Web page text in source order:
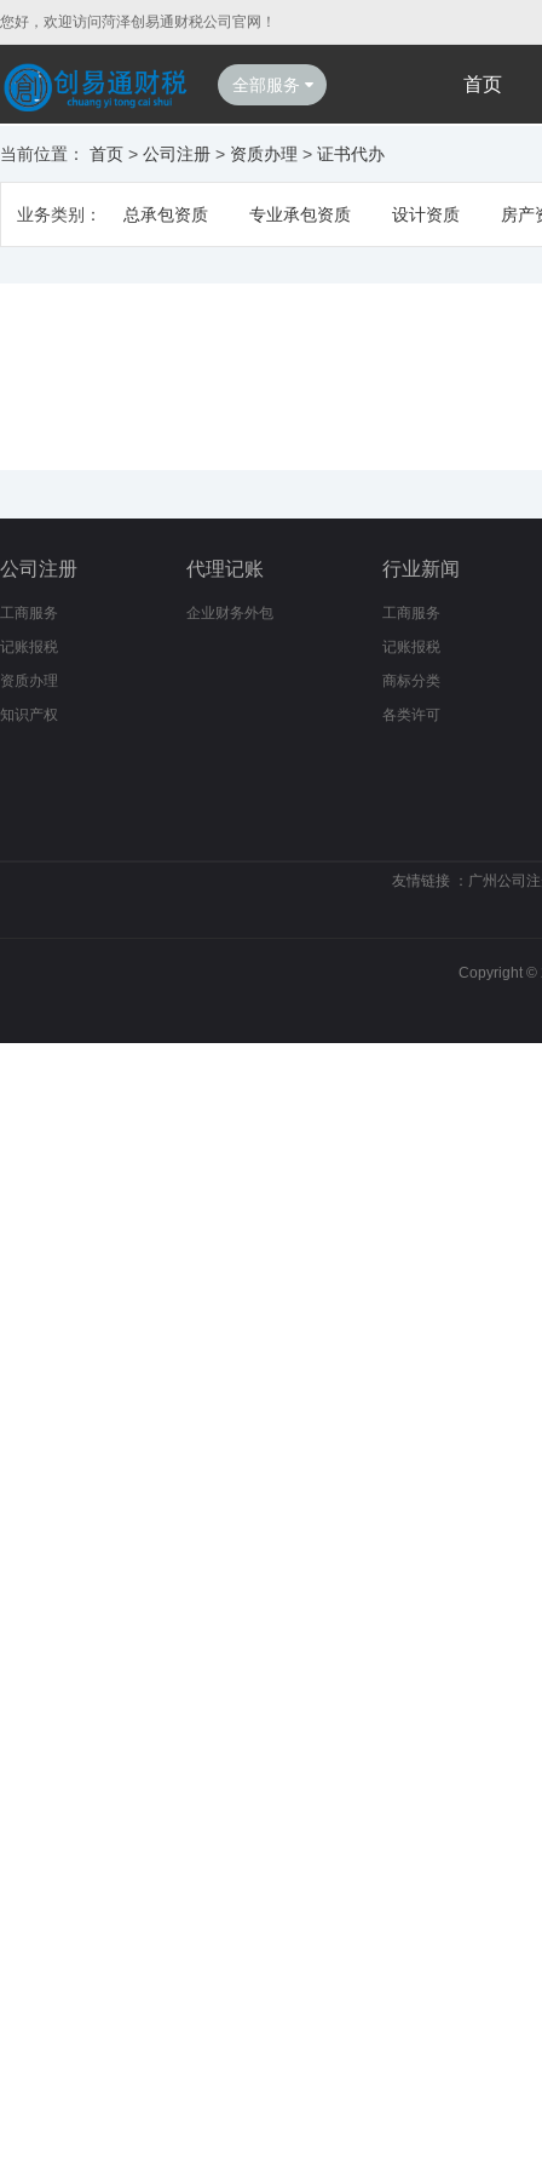
您好，欢迎访问菏泽创易通财税公司官网！
全部服务 首页
当前位置： 首页 > 公司注册 > 资质办理 > 证书代办
业务类别： 总承包资质 专业承包资质 设计资质 房产
公司注册
工商服务
记账报税
资质办理
知识产权
代理记账
企业财务外包
行业新闻
工商服务
记账报税
商标分类
各类许可
友情链接 ： 广州公司
Copyright ©